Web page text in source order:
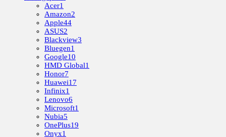
Acer1
Amazon2
Apple44
ASUS2
Blackview3
Bluegen1
Google10
HMD Global1
Honor7
Huawei17
Infinix1
Lenovo6
Microsoft1
Nubia5
OnePlus19
Onyx1